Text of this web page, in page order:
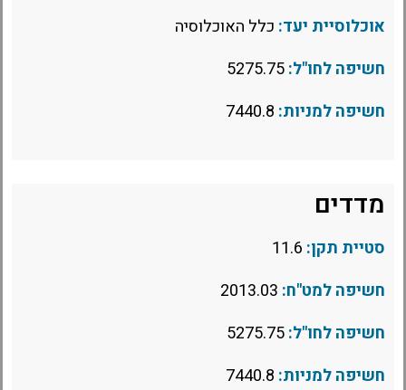
אוכלוסיית יעד: כלל האוכלוסיה
חשיפה לחו"ל:
חשיפה למניות:
מדדים
סטיית תקן:
חשיפה למט"ח:
חשיפה לחו"ל:
חשיפה למניות: